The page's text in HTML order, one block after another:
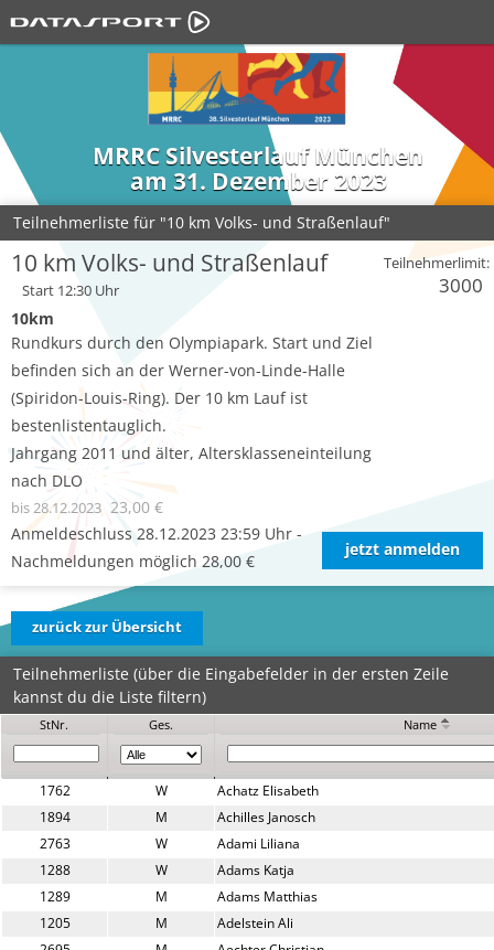
MRRC Silvesterlauf München
am 31. Dezember 2023
Teilnehmerliste für "10 km Volks- und Straßenlauf"
10 km Volks- und Straßenlauf
Start 12:30 Uhr
10km
Rundkurs durch den Olympiapark. Start und Ziel
befinden sich an der Werner-von-Linde-Halle
(Spiridon-Louis-Ring). Der 10 km Lauf ist
bestenlistentauglich.
Jahrgang 2011 und älter, Altersklasseneinteilung
nach DLO
bis 28.12.2023 23,00 €
Anmeldeschluss 28.12.2023 23:59 Uhr -
Nachmeldungen möglich 28,00 €
Teilnehmerlimit:
3000
jetzt anmelden
zurück zur Übersicht
Teilnehmerliste (über die Eingabefelder in der ersten Zeile
kannst du die Liste filtern)
StNr. Ges. Name
1762 W
Achatz Elisabeth
1894
M
Achilles Janosch
2763
W
Adami Liliana
1288
W
Adams Katja
1289
M
Adams Matthias
1205
M
Adelstein Ali